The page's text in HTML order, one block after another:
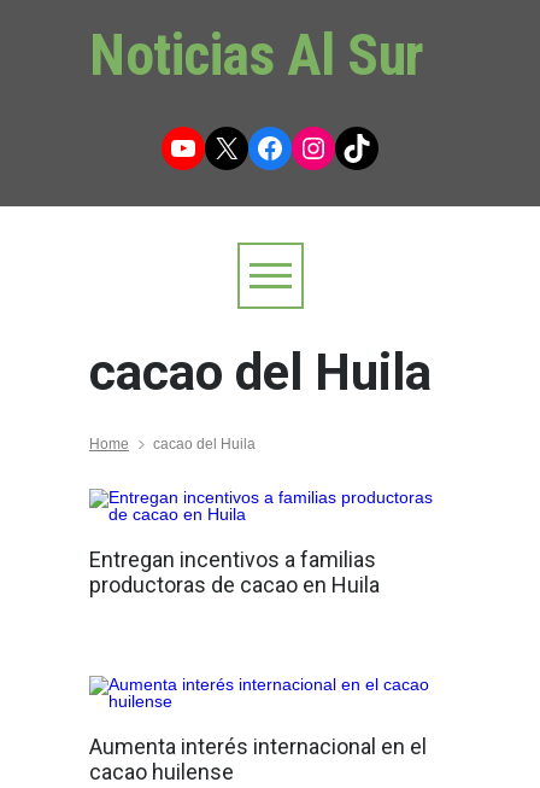
Noticias Al Sur
YouTube
X Facebook
Instagram
TikTok
cacao del Huila
Home cacao del Huila
Entregan incentivos a familias
productoras de cacao en Huila
Aumenta interés internacional en el
cacao huilense